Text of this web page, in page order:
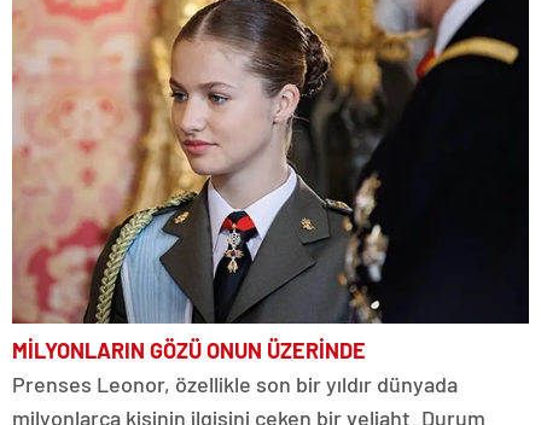
MİLYONLARIN GÖZÜ ONUN ÜZERİNDE
Prenses Leonor, özellikle son bir yıldır dünyada
milyonlarca kişinin ilgisini çeken bir veliaht. Durum